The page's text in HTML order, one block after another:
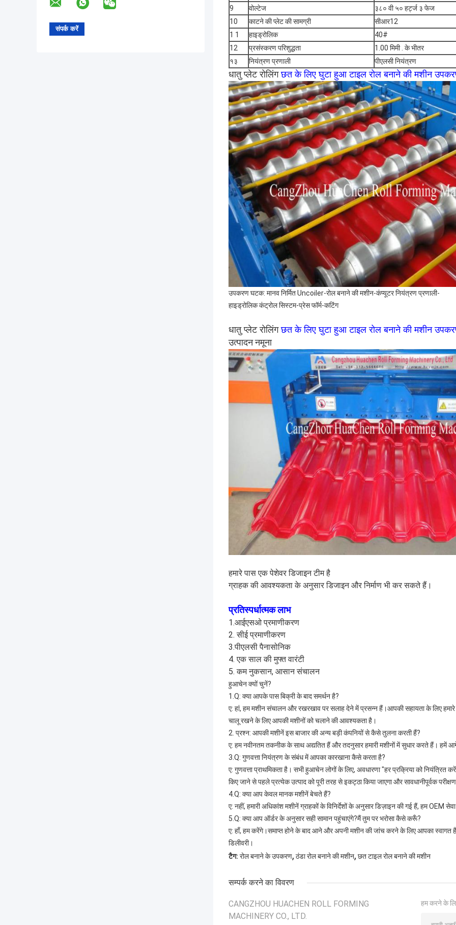
9
वोल्टेज
३८० वी ५० हर्ट्ज ३ फेज
10
काटने की प्लेट की सामग्री
सीआर12
1 1
हाइड्रोलिक
40#
12
प्रसंस्करण परिशुद्धता
1.00 मिमी . के भीतर
१३
नियंत्रण प्रणाली पीएलसी नियंत्रण
धातु प्लेट रोलिंगछत के लिए घुटा हुआ टाइल रोल बनाने की मशीन
उपकरण घटक: मानव निर्मित Uncoiler-रोल बनाने की मशीन-कंप्यूटर नियंत्रण प्रणाली-
हाइड्रोलिक कंट्रोल सिस्टम-प्रेस फॉर्म-कटिंग
धातु प्लेट रोलिंगछत के लिए घुटा हुआ टाइल रोल बनाने की मशीन
उत्पादन नमूना
हमारे पास एक पेशेवर डिजाइन टीम है
ग्राहक की आवश्यकता के अनुसार डिजाइन और निर्माण भी कर सकते हैं।
प्रतिस्पर्धात्मक लाभ
1.आईएसओ प्रमाणीकरण
2. सीई प्रमाणीकरण
3.पीएलसी पैनासोनिक
4. एक साल की मुफ्त वारंटी
5. कम नुकसान, आसान संचालन
हुआचेन क्यों चुनें?
1.Q: क्या आपके पास बिक्री के बाद समर्थन है?
ए: हां, हम मशीन संचालन और रखरखाव पर सलाह देने में प्रसन्न हैं।आपकी सहायता के लिए
चालू रखने के लिए आपकी मशीनों को चलाने की आवश्यकता है।
2. प्रश्न: आपकी मशीनें इस बाजार की अन्य बड़ी कंपनियों से कैसे तुलना करती हैं?
ए: हम नवीनतम तकनीक के साथ अद्यतित हैं और तदनुसार हमारी मशीनों में सुधार करते हैं।
3.Q: गुणवत्ता नियंत्रण के संबंध में आपका कारखाना कैसे करता है?
ए: गुणवत्ता प्राथमिकता है। सभी हुआचेन लोगों के लिए, अवधारणा "हर प्रक्रिया को नियंत्रित
किए जाने से पहले प्रत्येक उत्पाद को पूरी तरह से इकट्ठा किया जाएगा और सावधानीपूर्वक
4.Q: क्या आप केवल मानक मशीनें बेचते हैं?
ए: नहीं, हमारी अधिकांश मशीनें ग्राहकों के विनिर्देशों के अनुसार डिज़ाइन की गई हैं, हम OEM
5.Q: क्या आप ऑर्डर के अनुसार सही सामान पहुंचाएंगे?मैं तुम पर भरोसा कैसे करूँ?
ए: हाँ, हम करेंगे।समाप्त होने के बाद आने और अपनी मशीन की जांच करने के लिए आपका स्वागत
डिलीवरी।
टैग: रोल बनाने के उपकरण, ठंडा रोल बनाने की मशीन, छत टाइल रोल बनाने की मशीन
सम्पर्क करने का विवरण
CANGZHOU HUACHEN ROLL FORMING
MACHINERY CO., LTD.
हम करने के